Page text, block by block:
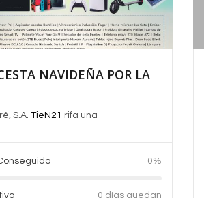
NAVIDEÑA POR LA
S.A. TieN21 rifa una
0%
0 días quedan